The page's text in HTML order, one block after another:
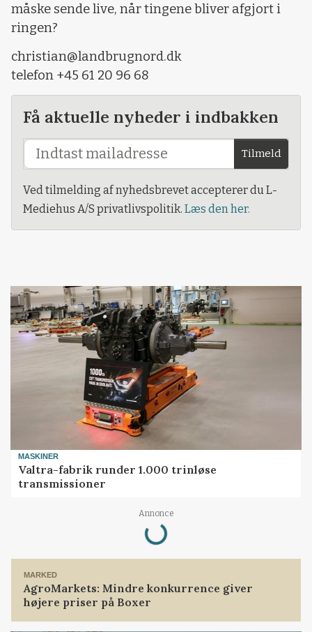
måske sende live, når tingene bliver afgjort i
ringen?
christian@landbrugnord.dk
telefon +45 61 20 96 68
Få aktuelle nyheder i indbakken
Tilmeld
Ved tilmelding af nyhedsbrevet accepterer du L-
Mediehus A/S privatlivspolitik. Læs den her.
MASKINER
Valtra-fabrik runder 1.000 trinløse
transmissioner
Annonce
Loading...
MARKED
AgroMarkets: Mindre konkurrence giver
højere priser på Boxer